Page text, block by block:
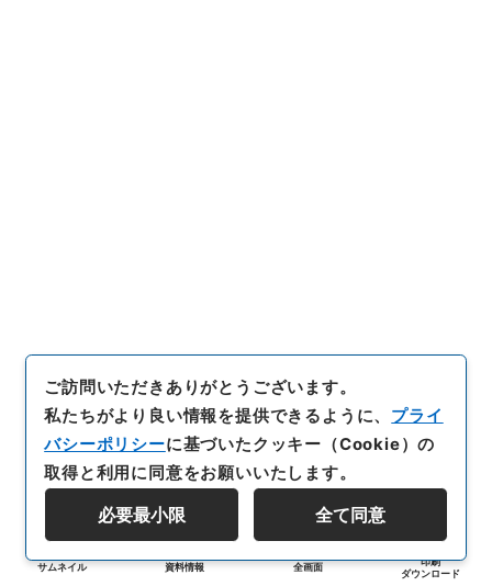
サムネイル 資料情報 全画面
印刷
ダウンロード
ご訪問いただきありがとうございます。
私たちがより良い情報を提供できるように、 プライ
バシーポリシーに基づいたクッキー（Cookie）の
取得と利用に同意をお願いいたします。
必要最小限 全て同意